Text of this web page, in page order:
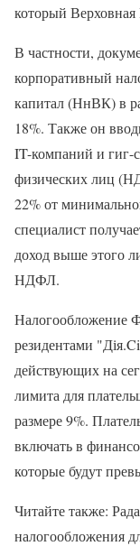
который Верховная
В частности,
корпоративный
капитал (НнВК) в
18%. Также он
IT-компаний и гиг-
физических лиц
22% от
специалист
доход выше этого
НДФЛ.
Налогообложение
резидентами
действующих на
лимита для
размере 9%.
включать в
которые будут
Читайте также:
налогообложения